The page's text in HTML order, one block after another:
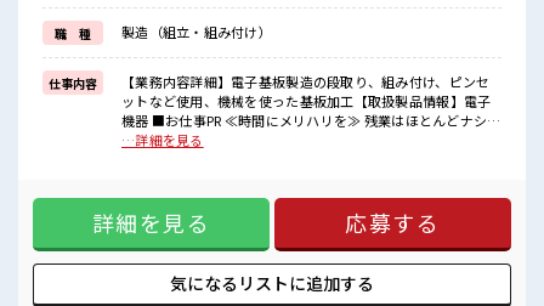
≪初めての仕事だけど自分にもできそう≫
新しいことにチャレンジするのは不安だけど、
しっかり働く環境が整っています！
イチからスキルUP・ステップUP目指していきましょう！
■職場の雰囲気
キバツ過ぎなければ髪色・髪型は自由！
ロッカーあり！
安心してお仕事に集中♪
職 種 製造（組立・組み付け）
仕事内容
【業務内容詳細】電子基板製造の段取り、組み付け、ピンセ
ットなど使用、機械を使った基板加工【取扱製品情報】電子
機器 ■お仕事PR ≪時間にメリハリを≫ 残業はほとんどナシ！
場合によってはお願いすることもあります♪ ≪週休2日制≫
的に自由！ (規定有)≪機能的な制服アリ≫ 制服があるので、
毎日の服装の悩み解消♪ ≪初めての仕事だけど自分にもでき
そう≫ 新しいことにチャレンジするのは不安だけど、 しっか
り働く環境が整っています！ イチからスキルUP・ステップ
UP目指していきましょう！ ■職場の雰囲気 キバツ過ぎなけれ
ば髪色・髪型は自由！ あなたの個性を大事にできます♪ 休憩
…詳細を見る
詳細を見る 応募する
気になるリストに追加する